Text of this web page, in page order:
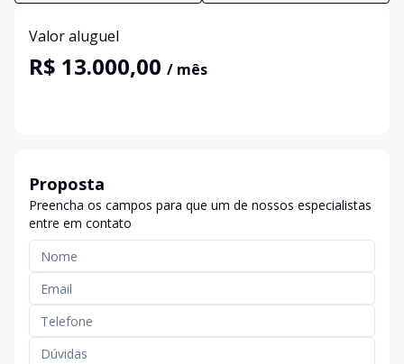
Valor aluguel
R$ 13.000,00 / mês
Proposta
Preencha os campos para que um de nossos especialistas
entre em contato